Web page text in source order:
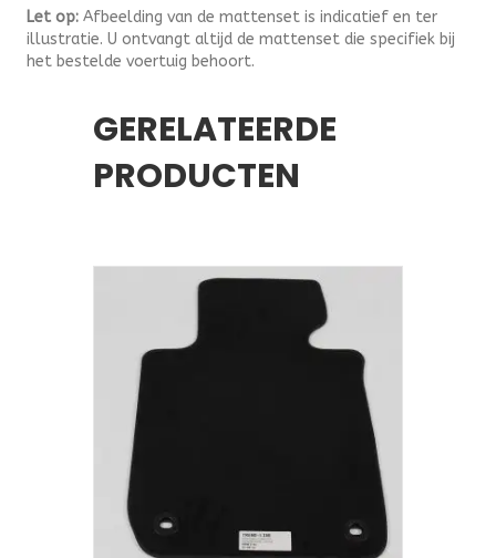
Let op: Afbeelding van de mattenset is indicatief en ter
illustratie. U ontvangt altijd de mattenset die specifiek bij
het bestelde voertuig behoort.
GERELATEERDE
PRODUCTEN